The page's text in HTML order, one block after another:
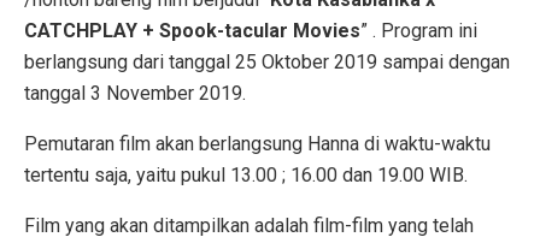
CATCHPLAY + Spook-tacular Movies” . Program ini
berlangsung dari tanggal 25 Oktober 2019 sampai dengan
tanggal 3 November 2019.
Pemutaran film akan berlangsung Hanna di waktu-waktu
tertentu saja, yaitu pukul 13.00 ; 16.00 dan 19.00 WIB.
Film yang akan ditampilkan adalah film-film yang telah